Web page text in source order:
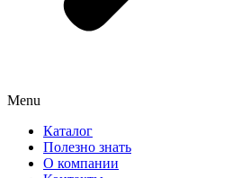
Menu
Каталог
Полезно знать
О компании